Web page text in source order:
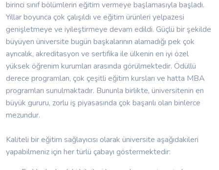
birinci sınıf bölümlerin eğitim vermeye başlamasıyla başladı.
Yıllar boyunca çok çalışıldı ve eğitim ürünleri yelpazesi
genişletmeye ve iyileştirmeye devam edildi. Güçlü bir şekilde
büyüyen üniversite bugün başkalarının alamadığı pek çok
ayrıcalık, akreditasyon ve sertifika ile ülkenin en iyi özel
yüksek öğrenim kurumları arasında görülmektedir. Ödüllü
derece programları, çok çeşitli eğitim kursları ve hatta MBA
programları sunulmaktadır. Bununla birlikte, üniversitenin en
büyük gururu, zorlu iş piyasasında çok başarılı olan binlerce
mezundur.
Kaliteli bir eğitim sağlayıcısı olarak üniversite aşağıdakileri
yapabilmeniz için her türlü çabayı göstermektedir: